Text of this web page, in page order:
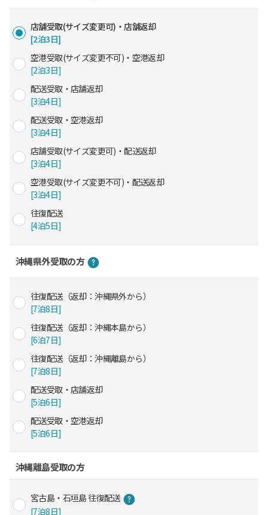
店舗受取(サイズ変更可)・店舗返却
[2泊3日]
空港受取(サイズ変更不可)・空港返却
[2泊3日]
配送受取・店舗返却
[3泊4日]
配送受取・空港返却
[3泊4日]
店舗受取(サイズ変更可)・配送返却
[3泊4日]
空港受取(サイズ変更不可)・配送返却
[3泊4日]
往復配送
[4泊5日]
沖縄県外受取の方
往復配送（返却：沖縄県外から）
[7泊8日]
往復配送（返却：沖縄本島から）
[6泊7日]
往復配送（返却：沖縄離島から）
[7泊8日]
配送受取・店舗返却
[5泊6日]
配送受取・空港返却
[5泊6日]
沖縄離島受取の方
宮古島・石垣島 往復配送
[7泊8日]